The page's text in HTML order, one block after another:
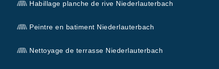
Habillage planche de rive Niederlauterbach
Peintre en batiment Niederlauterbach
Nettoyage de terrasse Niederlauterbach